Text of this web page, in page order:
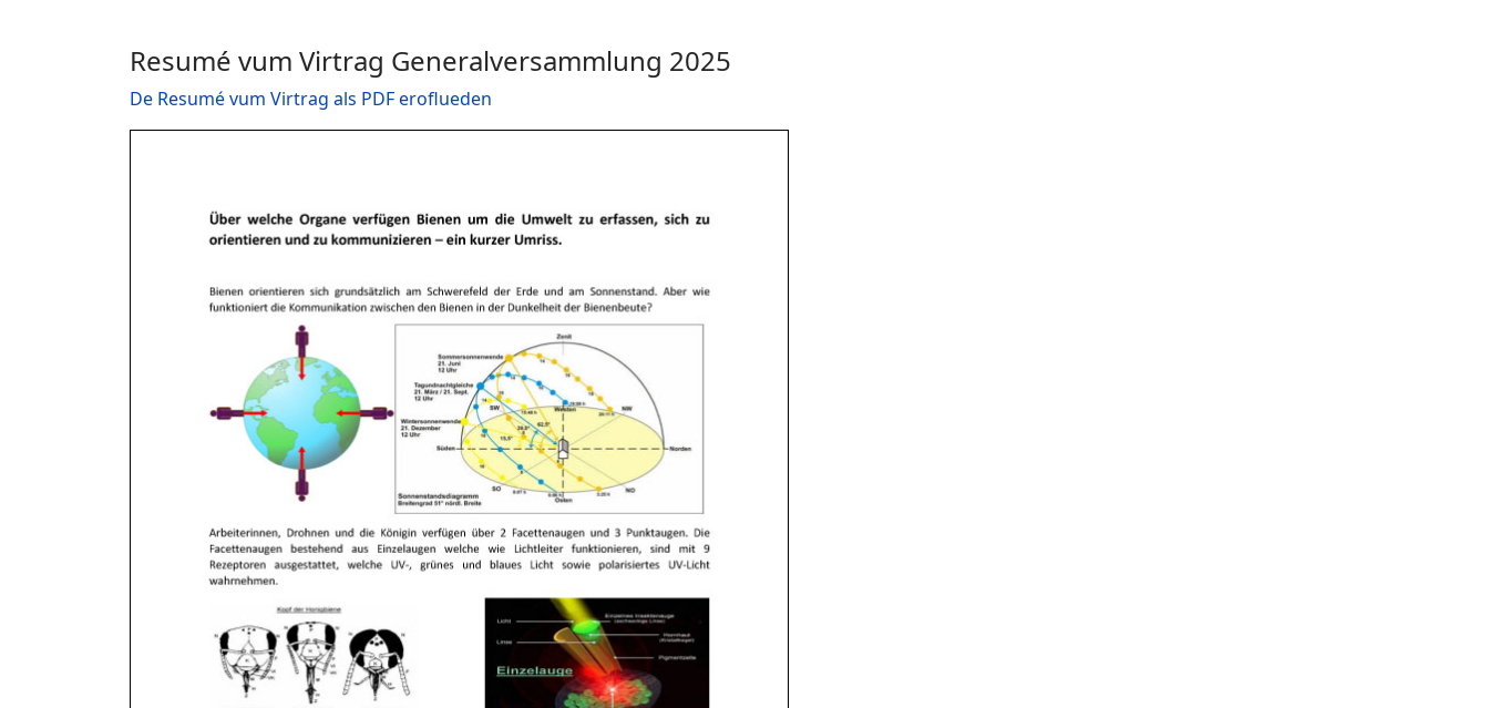
Resumé vum Virtrag Generalversammlung 2025
De Resumé vum Virtrag als PDF eroflueden